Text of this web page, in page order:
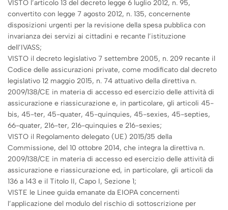
VISTO l’articolo 13 del decreto legge 6 luglio 2012, n. 95,
convertito con legge 7 agosto 2012, n. 135, concernente
disposizioni urgenti per la revisione della spesa pubblica con
invarianza dei servizi ai cittadini e recante l’istituzione
dell’IVASS;
VISTO il decreto legislativo 7 settembre 2005, n. 209 recante il
Codice delle assicurazioni private, come modificato dal decreto
legislativo 12 maggio 2015, n. 74 attuativo della direttiva n.
2009/138/CE in materia di accesso ed esercizio delle attività di
assicurazione e riassicurazione e, in particolare, gli articoli 45-
bis, 45-ter, 45-quater, 45-quinquies, 45-sexies, 45-septies,
66-quater, 216-ter, 216-quinquies e 216-sexies;
VISTO il Regolamento delegato (UE) 2015/35 della
Commissione, del 10 ottobre 2014, che integra la direttiva n.
2009/138/CE in materia di accesso ed esercizio delle attività di
assicurazione e riassicurazione ed, in particolare, gli articoli da
136 a 143 e il Titolo II, Capo I, Sezione 1;
VISTE le Linee guida emanate da EIOPA concernenti
l’applicazione del modulo del rischio di sottoscrizione per